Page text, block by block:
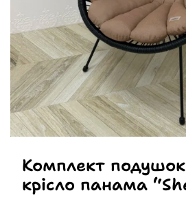
Комплект
крісло панама